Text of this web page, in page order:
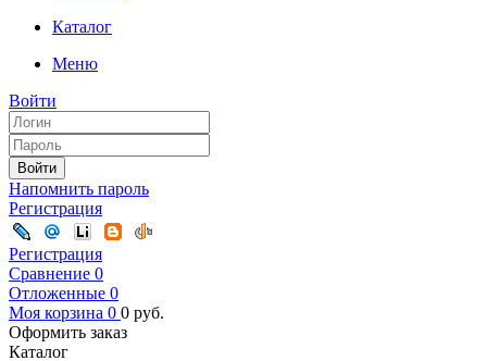
Каталог
Меню
Войти
Войти
Напомнить пароль
Регистрация
Регистрация
Сравнение 0
Отложенные 0
Моя корзина 0 0 руб.
Оформить заказ
Каталог